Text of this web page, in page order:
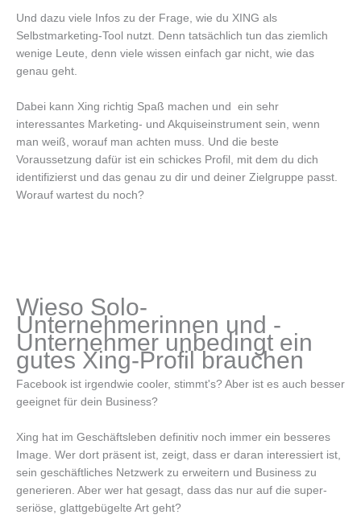
Und dazu viele Infos zu der Frage, wie du XING als
Selbstmarketing-Tool nutzt. Denn tatsächlich tun das ziemlich
wenige Leute, denn viele wissen einfach gar nicht, wie das
genau geht.
Dabei kann Xing richtig Spaß machen und ein sehr
interessantes Marketing- und Akquiseinstrument sein, wenn
man weiß, worauf man achten muss. Und die beste
Voraussetzung dafür ist ein schickes Profil, mit dem du dich
identifizierst und das genau zu dir und deiner Zielgruppe passt.
Worauf wartest du noch?
Wieso Solo-
Unternehmerinnen und -
Unternehmer unbedingt ein
gutes Xing-Profil brauchen
Facebook ist irgendwie cooler, stimmt's? Aber ist es auch besser
geeignet für dein Business?
Xing hat im Geschäftsleben definitiv noch immer ein besseres
Image. Wer dort präsent ist, zeigt, dass er daran interessiert ist,
sein geschäftliches Netzwerk zu erweitern und Business zu
generieren. Aber wer hat gesagt, dass das nur auf die super-
seriöse, glattgebügelte Art geht?